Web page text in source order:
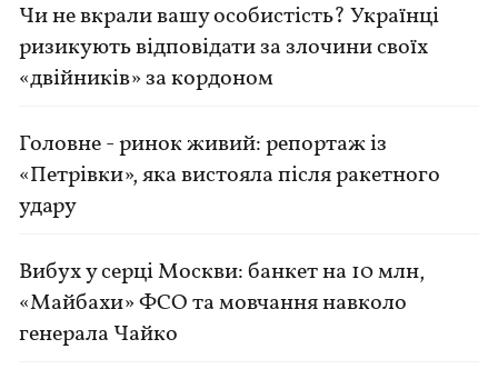
Чи не вкрали вашу особистість? Українці
ризикують відповідати за злочини своїх
«двійників» за кордоном
Головне - ринок живий: репортаж із
«Петрівки», яка вистояла після ракетного
удару
Вибух у серці Москви: банкет на 10 млн,
«Майбахи» ФСО та мовчання навколо
генерала Чайко